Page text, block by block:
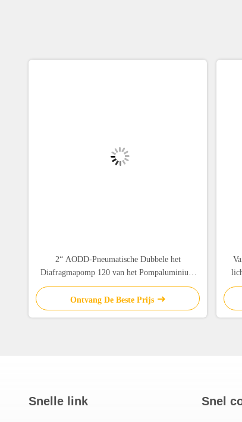
2“ AODD-Pneumatische Dubbele het
Diafragmapomp 120 van het Pompaluminium
de Grote Stroom van Psi
Ontvang De Beste Prijs
Snelle link Snel